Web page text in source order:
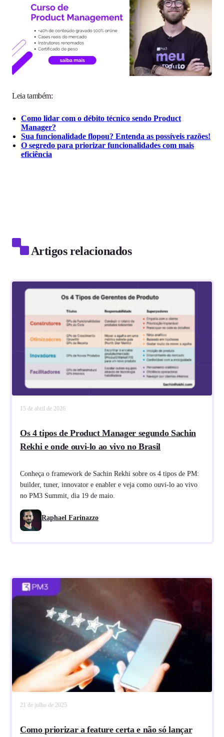
Leia também:
Como lidar com o débito técnico sendo Product
Manager?
Sua funcionalidade flopou? Entenda as possíveis razões!
O segredo para priorizar funcionalidades com mais
eficiência
Artigos relacionados
15 de abril de 2026
Os 4 tipos de Product Manager segundo Sachin
Rekhi e onde ouvi-lo ao vivo no Brasil
Conheça o framework de Sachin Rekhi sobre os 4 tipos de PM:
builder, tuner, innovator e enabler e veja como ouvi-lo ao vivo
no PM3 Summit, dia 19 de maio.
Raphael Farinazzo
21 de julho de 2025
Como priorizar a feature certa e não só lançar